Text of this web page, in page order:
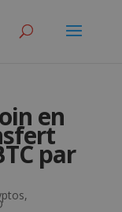
en
par
,